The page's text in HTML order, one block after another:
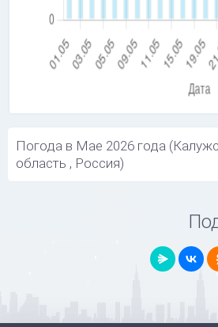
Погода в Мае 2026 года
область , Россия)